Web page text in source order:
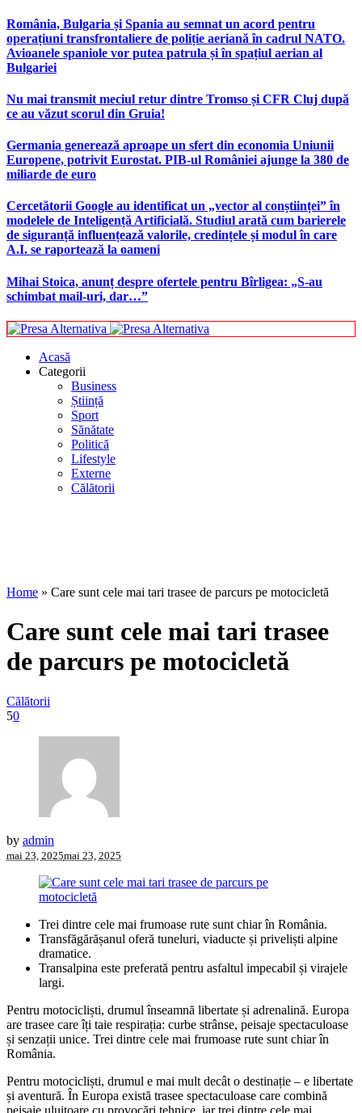
România, Bulgaria și Spania au semnat un acord pentru
operațiuni transfrontaliere de poliție aeriană în cadrul NATO.
Avioanele spaniole vor putea patrula și în spațiul aerian al
Bulgariei
Nu mai transmit meciul retur dintre Tromso și CFR Cluj după
ce au văzut scorul din Gruia!
Germania generează aproape un sfert din economia Uniunii
Europene, potrivit Eurostat. PIB-ul României ajunge la 380 de
miliarde de euro
Cercetătorii Google au identificat un „vector al conștiinței” în
modelele de Inteligență Artificială. Studiul arată cum barierele
de siguranță influențează valorile, credințele și modul în care
A.I. se raportează la oameni
Mihai Stoica, anunț despre ofertele pentru Bîrligea: „S-au
schimbat mail-uri, dar…”
Acasă
Categorii
Business
Știință
Sport
Sănătate
Politică
Lifestyle
Externe
Călătorii
Home » Care sunt cele mai tari trasee de parcurs pe motocicletă
Care sunt cele mai tari trasee
de parcurs pe motocicletă
Călătorii
50
by admin
mai 23, 2025mai 23, 2025
Trei dintre cele mai frumoase rute sunt chiar în România.
Transfăgărășanul oferă tuneluri, viaducte și priveliști alpine
dramatice.
Transalpina este preferată pentru asfaltul impecabil și virajele
largi.
Pentru motocicliști, drumul înseamnă libertate și adrenalină. Europa
are trasee care îți taie respirația: curbe strânse, peisaje spectaculoase
și senzații unice. Trei dintre cele mai frumoase rute sunt chiar în
România.
Pentru motocicliști, drumul e mai mult decât o destinație – e libertate
și aventură. În Europa există trasee spectaculoase care combină
peisaje uluitoare cu provocări tehnice, iar trei dintre cele mai